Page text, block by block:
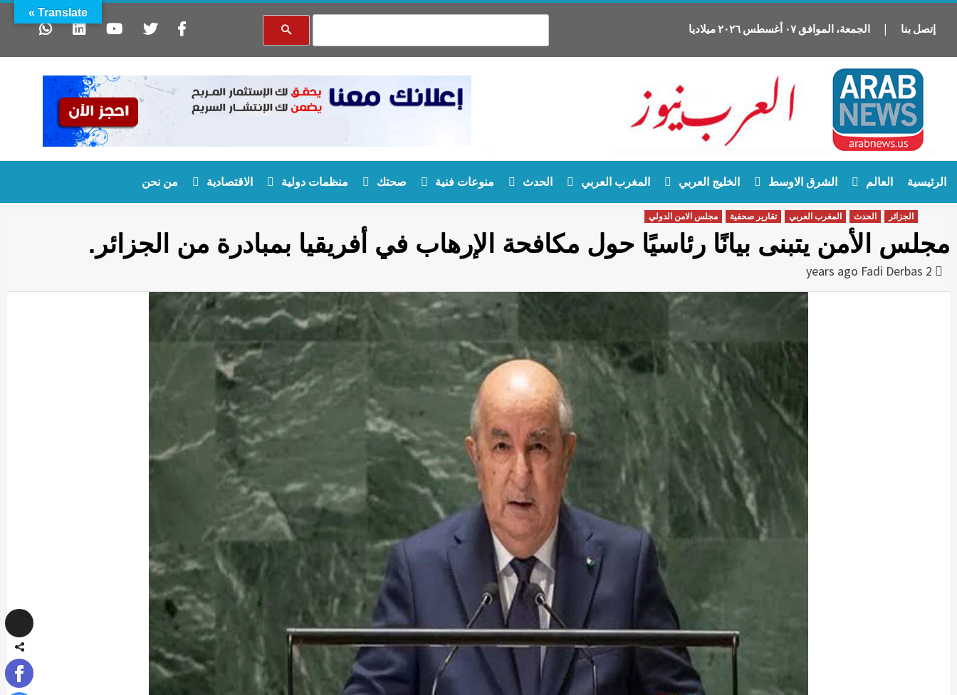
إتصل بنا | الجمعة، الموافق٠٧ أغسطس ٢٠٢٦ميلاديا
content
الرئيسية العالم الشرق الاوسط الخليج العربي المغرب العربي الحدث منوعات فنية صحتك منظمات دولية الاقتصادية من نحن
الجزائر الحدث المغرب العربي تقارير صحفية مجلس الامن الدولي
مجلس الأمن يتبنى بيانًا رئاسيًا حول مكافحة الإرهاب في أفريقيا بمبادرة من الجزائر.
Fadi Derbas
Translate »